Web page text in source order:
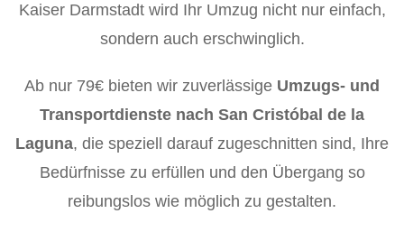
Kaiser Darmstadt wird Ihr Umzug nicht nur einfach,
sondern auch erschwinglich.
Ab nur 79€ bieten wir zuverlässige Umzugs- und
Transportdienste nach San Cristóbal de la
Laguna, die speziell darauf zugeschnitten sind, Ihre
Bedürfnisse zu erfüllen und den Übergang so
reibungslos wie möglich zu gestalten.